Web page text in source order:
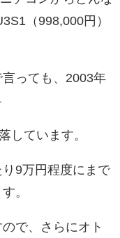
（998,000円）
っても、2003年
しています。
9万円程度にまで
。
で、さらにオト